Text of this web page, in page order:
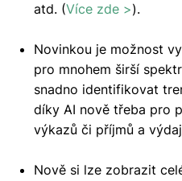
atd. (Více zde >).
Novinkou je možnost
pro mnohem širší
snadno identifikovat
díky AI nově třeba pro
výkazů či příjmů a
Nově si lze zobrazit